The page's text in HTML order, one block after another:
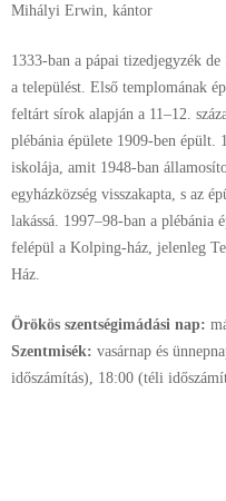
Mihályi Erwin, kántor
1333-ban a pápai tizedjegyzék
a települést. Első templomának
feltárt sírok alapján a 11–12.
plébánia épülete 1909-ben épült.
iskolája, amit 1948-ban
egyházközség visszakapta, s az
lakássá. 1997–98-ban a plébánia
felépül a Kolping-ház, jelenleg
Ház.
Örökös szentségimádási nap:
Szentmisék: vasárnap és
időszámítás), 18:00 (téli